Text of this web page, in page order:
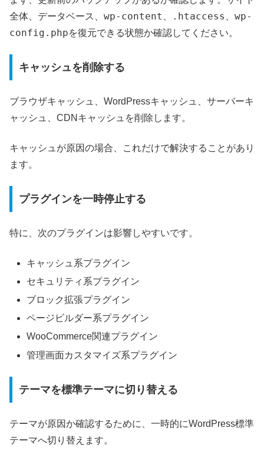
全体、データベース、 wp-content .htaccess
wp-
config.phpを復元できる状態か確認してください。
キャッシュを削除する
ブラウザキャッシュ、WordPressキャッシュ、サーバーキ
ャッシュ、CDNキャッシュを削除します。
キャッシュが原因の場合、これだけで解決することがあり
ます。
プラグインを一時停止する
特に、次のプラグインは影響しやすいです。
キャッシュ系プラグイン
セキュリティ系プラグイン
ブロック拡張プラグイン
ページビルダー系プラグイン
WooCommerce関連プラグイン
管理画面カスタマイズ系プラグイン
テーマを標準テーマに切り替える
テーマが原因か確認するために、一時的にWordPress標準
テーマへ切り替えます。